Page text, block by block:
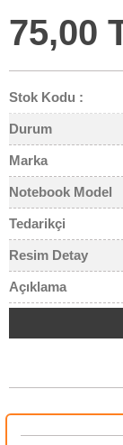
75,00
Stok Kodu :
Durum
Marka
Notebook Model
Tedarikçi
Resim Detay
Açıklama